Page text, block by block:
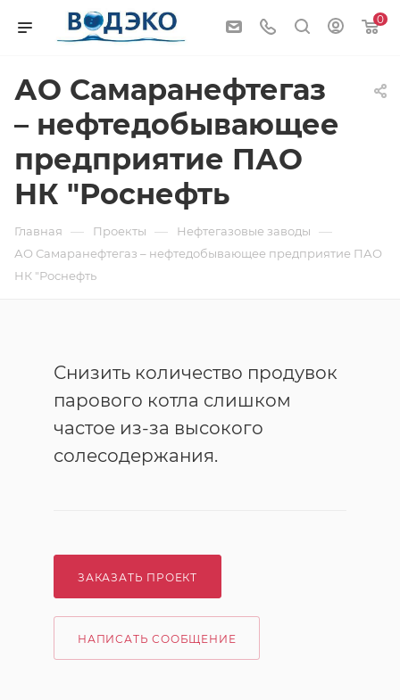
0
АО Самаранефтегаз
– нефтедобывающее
предприятие ПАО
НК "Роснефть
Главная — Проекты — Нефтегазовые заводы —
АО Самаранефтегаз – нефтедобывающее предприятие ПАО
НК "Роснефть
Снизить количество продувок
парового котла слишком
частое из-за высокого
солесодержания.
ЗАКАЗАТЬ ПРОЕКТ
НАПИСАТЬ СООБЩЕНИЕ